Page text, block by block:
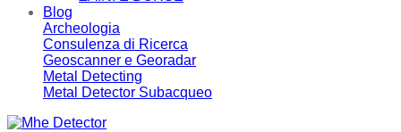
Blog
Archeologia
Consulenza di Ricerca
Geoscanner e Georadar
Metal Detecting
Metal Detector Subacqueo